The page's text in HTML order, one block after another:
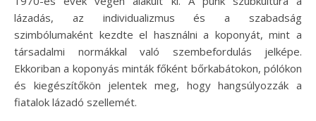
lázadás, az individualizmus és a szabadság
szimbólumaként kezdte el használni a koponyát, mint a
társadalmi normákkal való szembefordulás jelképe.
Ekkoriban a koponyás minták főként bőrkabátokon, pólókon
és kiegészítőkön jelentek meg, hogy hangsúlyozzák a
fiatalok lázadó szellemét.